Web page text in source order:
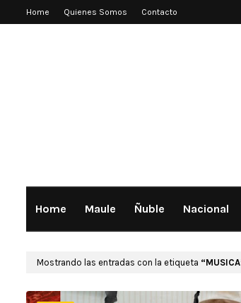
Home Quienes Somos Contacto
Home Maule Ñuble Nacional
Mostrando las entradas con la etiqueta MUSICA